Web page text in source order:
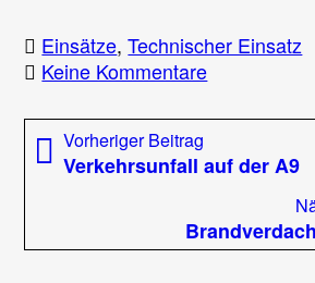
Einsätze,Technischer Einsatz
Keine Kommentarezu
auf
A9
Beitragsnavigation
Vorheriger Beitrag
Beitrag:
Verkehrsunfall auf der A9